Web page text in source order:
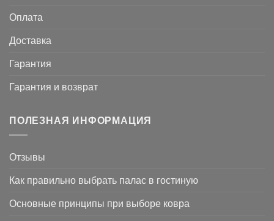
Оплата
Доставка
Гарантия
Гарантия и возврат
ПОЛЕЗНАЯ ИНФОРМАЦИЯ
Отзывы
Как правильно выбрать палас в гостиную
Основные принципы при выборе ковра